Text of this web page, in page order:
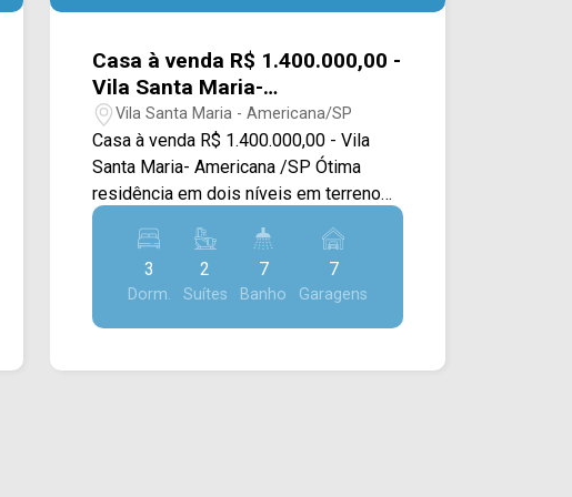
Casa à venda R$ 1.400.000,00 -
Vila Santa Maria-
Americana/SP.
Vila Santa Maria - Americana/SP
Casa à venda R$ 1.400.000,00 - Vila
Santa Maria- Americana /SP Ótima
residência em dois níveis em terreno
de 970m² e 490m² de área construída.
Primeiro nível composto de grande
área de jardins, garagem coberta para 3
carros, piscina, área gourmet com
churrasqueira, forno de pizza, cozinha
3
Dorm.
2
Suítes
7
Banho
7
Garagens